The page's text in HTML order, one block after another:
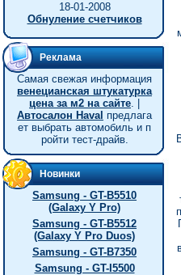
18-01-2008
Обнуление счетчиков
Реклама
Самая свежая информация
венецианская штукатурка
цена за м2 на сайте. |
Автосалон Haval предлага
ет выбрать автомобиль и п
ройти тест-драйв.
Новинки
Samsung - GT-B5510
(Galaxy Y Pro)
Samsung - GT-B5512
(Galaxy Y Pro Duos)
Samsung - GT-B7350
Samsung - GT-I5500